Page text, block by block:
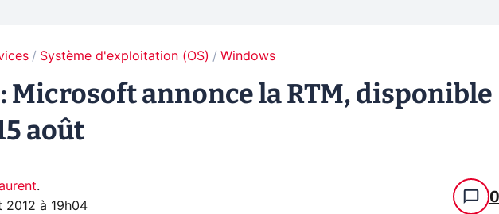
Système d'exploitation (OS) Windows
Microsoft annonce la RTM, disponible
août
.
2012 à 19h04 0